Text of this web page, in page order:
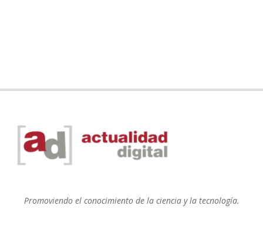
Promoviendo el conocimiento de la ciencia y la tecnología.